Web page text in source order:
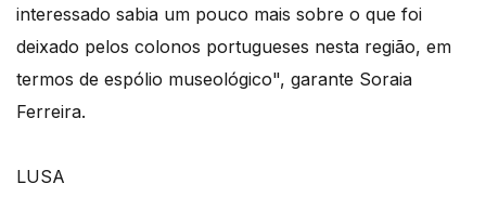
interessado sabia um pouco mais sobre o que foi
deixado pelos colonos portugueses nesta região, em
termos de espólio museológico", garante Soraia
Ferreira.
LUSA